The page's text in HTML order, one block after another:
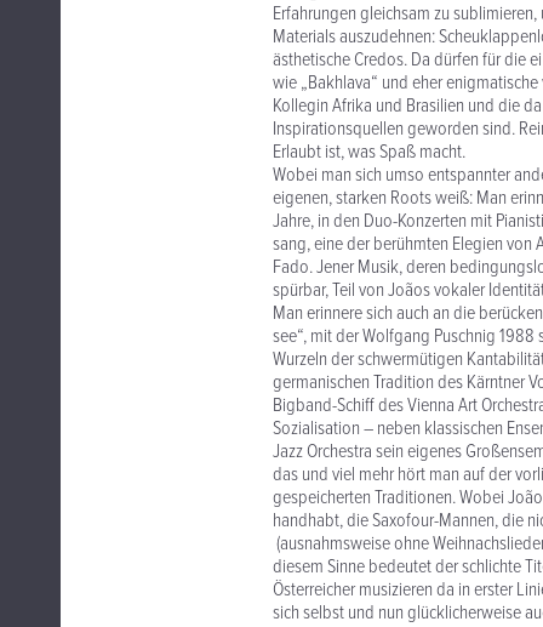
Erfahrungen gleichsam zu
Materials auszudehnen:
ästhetische Credos. Da dürfen für die
wie „Bakhlava“ und eher
Kollegin Afrika und Brasilien und die
Inspirationsquellen geworden sind.
Erlaubt ist, was Spaß macht.
Wobei man sich umso entspannter
eigenen, starken Roots weiß: Man
Jahre, in den Duo-Konzerten mit
sang, eine der berühmten Elegien
Fado. Jener Musik, deren
spürbar, Teil von Joãos vokaler
Man erinnere sich auch an die
see“, mit der Wolfgang Puschnig
Wurzeln der schwermütigen
germanischen Tradition des Kärntner
Bigband-Schiff des Vienna Art
Sozialisation – neben klassischen
Jazz Orchestra sein eigenes
das und viel mehr hört man auf der
gespeicherten Traditionen. Wobei
handhabt, die Saxofour-Mannen, die
(ausnahmsweise ohne
diesem Sinne bedeutet der schlichte
Österreicher musizieren da in erster
sich selbst und nun glücklicherweise